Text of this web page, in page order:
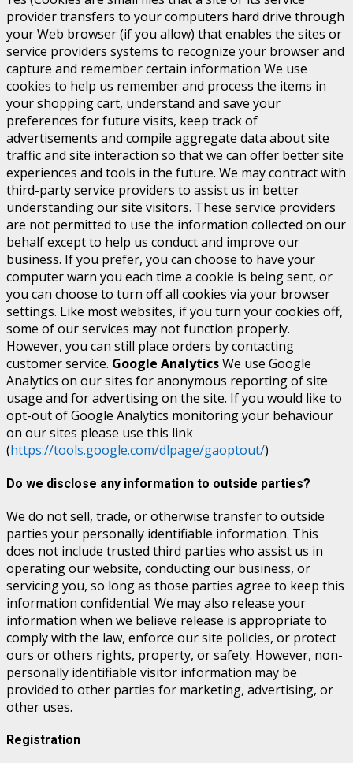
provider transfers to your computers hard drive through
your Web browser (if you allow) that enables the sites or
service providers systems to recognize your browser and
capture and remember certain information We use
cookies to help us remember and process the items in
your shopping cart, understand and save your
preferences for future visits, keep track of
advertisements and compile aggregate data about site
traffic and site interaction so that we can offer better site
experiences and tools in the future. We may contract with
third-party service providers to assist us in better
understanding our site visitors. These service providers
are not permitted to use the information collected on our
behalf except to help us conduct and improve our
business. If you prefer, you can choose to have your
computer warn you each time a cookie is being sent, or
you can choose to turn off all cookies via your browser
settings. Like most websites, if you turn your cookies off,
some of our services may not function properly.
However, you can still place orders by contacting
customer service. Google AnalyticsWe use Google
Analytics on our sites for anonymous reporting of site
usage and for advertising on the site. If you would like to
opt-out of Google Analytics monitoring your behaviour
on our sites please use this link
(https://tools.google.com/dlpage/gaoptout/)
Do we disclose any information to outside parties?
We do not sell, trade, or otherwise transfer to outside
parties your personally identifiable information. This
does not include trusted third parties who assist us in
operating our website, conducting our business, or
servicing you, so long as those parties agree to keep this
information confidential. We may also release your
information when we believe release is appropriate to
comply with the law, enforce our site policies, or protect
ours or others rights, property, or safety. However, non-
personally identifiable visitor information may be
provided to other parties for marketing, advertising, or
other uses.
Registration